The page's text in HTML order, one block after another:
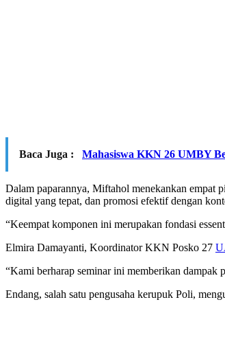
Baca Juga : Mahasiswa KKN 26 UMBY
Dalam paparannya, Miftahol menekankan empat
digital yang tepat, dan promosi efektif dengan
“Keempat komponen ini merupakan fondasi
Elmira Damayanti, Koordinator KKN Posko 27
“Kami berharap seminar ini memberikan dampak
Endang, salah satu pengusaha kerupuk Poli,